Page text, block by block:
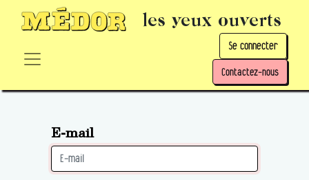
les yeux ouverts
Se connecter
Contactez-nous
E-mail